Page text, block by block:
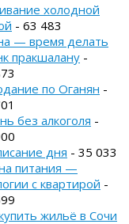
холодной
- 63 483
— время делать
пракшалану -
по Оганян -
без алкоголя -
дня - 35 033
питания —
с квартирой -
жильё в Сочи